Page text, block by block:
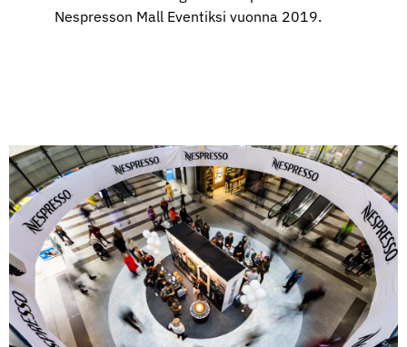
Nespresson Mall Eventiksi vuonna 2019.